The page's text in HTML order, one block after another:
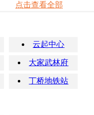
点击查看全部
云起中心
大家武林府
丁桥地铁站